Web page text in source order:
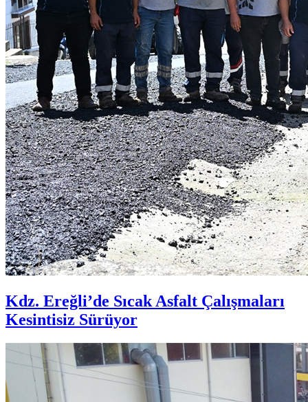
Kdz. Ereğli’de Sıcak Asfalt Çalışmaları
Kesintisiz Sürüyor